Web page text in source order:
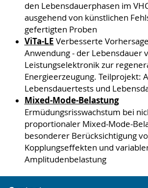
den Lebensdauerphasen im
ausgehend von künstlichen
gefertigten Proben
ViTa-LE Verbesserte
Anwendung - der Lebensdauer
Leistungselektronik zur
Energieerzeugung. Teilprojekt:
Lebensdauertests und
Mixed-Mode-Belastung
Ermüdungsrisswachstum bei
proportionaler Mixed-Mode-
besonderer Berücksichtigung
Kopplungseffekten und
Amplitudenbelastung